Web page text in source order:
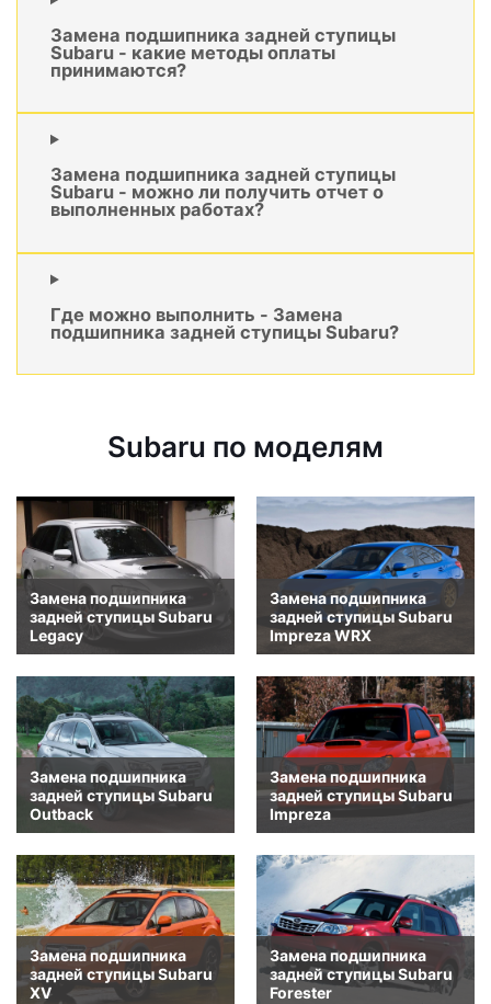
Замена подшипника задней ступицы
Subaru - какие методы оплаты
принимаются?
Замена подшипника задней ступицы
Subaru - можно ли получить отчет о
выполненных работах?
Где можно выполнить - Замена
подшипника задней ступицы Subaru?
Subaru по моделям
Замена подшипника
задней ступицы Subaru
Legacy
Замена подшипника
задней ступицы Subaru
Impreza WRX
Замена подшипника
задней ступицы Subaru
Outback
Замена подшипника
задней ступицы Subaru
Impreza
Замена подшипника
задней ступицы Subaru
XV
Замена подшипника
задней ступицы Subaru
Forester